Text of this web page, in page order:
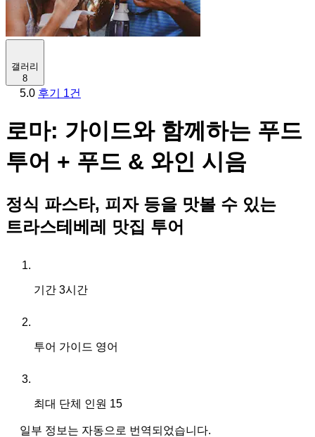
갤러리
8
5.0 후기 1건
로마: 가이드와 함께하는 푸드
투어 + 푸드 & 와인 시음
정식 파스타, 피자 등을 맛볼 수 있는
트라스테베레 맛집 투어
기간 3시간
투어 가이드 영어
최대 단체 인원 15
일부 정보는 자동으로 번역되었습니다.